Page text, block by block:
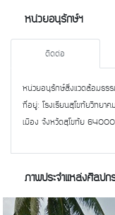
หน่วยอนุรักษ์ฯ
ติดต่อ
หน่วยอนุรักษ์สิ่งแวดล้อมธร
ที่อยู่: โรงเรียนสุโขทัยวิทย
เมือง จังหวัดสุโขทัย 64000
ภาพประจำแหล่งศิลปก